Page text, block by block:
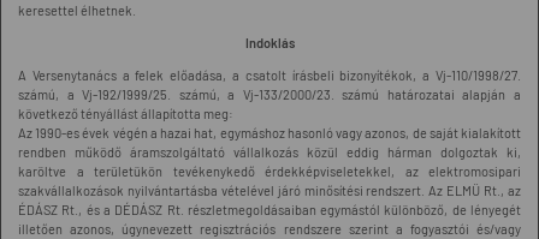
keresettel élhetnek.
Indoklás
A Versenytanács a felek előadása, a csatolt írásbeli bizonyítékok, a Vj-110/1998/27.
számú, a Vj-192/1999/25. számú, a Vj-133/2000/23. számú határozatai alapján a
következő tényállást állapította meg:
Az 1990-es évek végén a hazai hat, egymáshoz hasonló vagy azonos, de saját kialakított
rendben működő áramszolgáltató vállalkozás közül eddig hárman dolgoztak ki,
karöltve a területükön tevékenykedő érdekképviseletekkel, az elektromosipari
szakvállalkozások nyilvántartásba vételével járó minősítési rendszert. Az ELMÜ Rt., az
ÉDÁSZ Rt., és a DÉDÁSZ Rt. részletmegoldásaiban egymástól különböző, de lényegét
illetően azonos, úgynevezett regisztrációs rendszere szerint a fogyasztói és/vagy